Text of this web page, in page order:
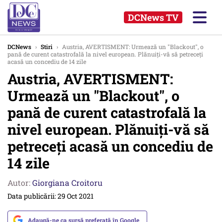
DCNews TV
DCNews › Stiri › Austria, AVERTISMENT: Urmează un "Blackout", o
pană de curent catastrofală la nivel european. Plănuiți-vă să petreceți
acasă un concediu de 14 zile
Austria, AVERTISMENT:
Urmează un "Blackout", o
pană de curent catastrofală la
nivel european. Plănuiți-vă să
petreceți acasă un concediu de
14 zile
Autor:Giorgiana Croitoru
Data publicării: 29 Oct 2021
Adaugă-ne ca sursă preferată în Google